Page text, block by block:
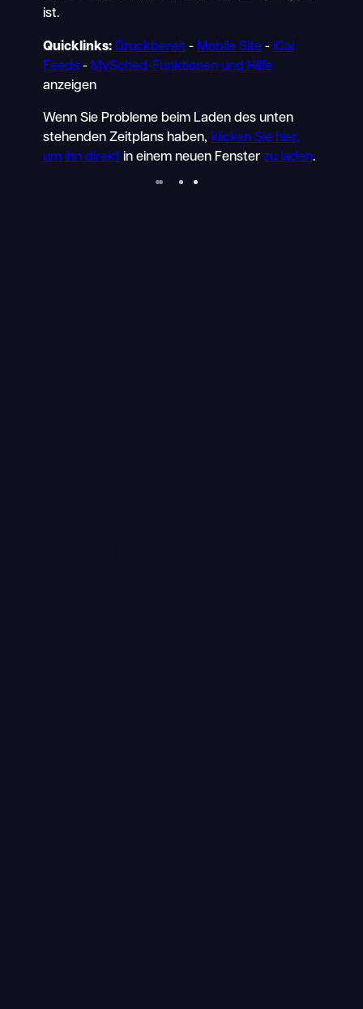
ist.
Quicklinks: Druckbereit- Mobile Site- iCal
Feeds- MySched-Funktionen und Hilfe
anzeigen
Wenn Sie Probleme beim Laden des unten
stehenden Zeitplans haben, klicken Sie hier,
um ihn direktin einem neuen Fenster zu laden.